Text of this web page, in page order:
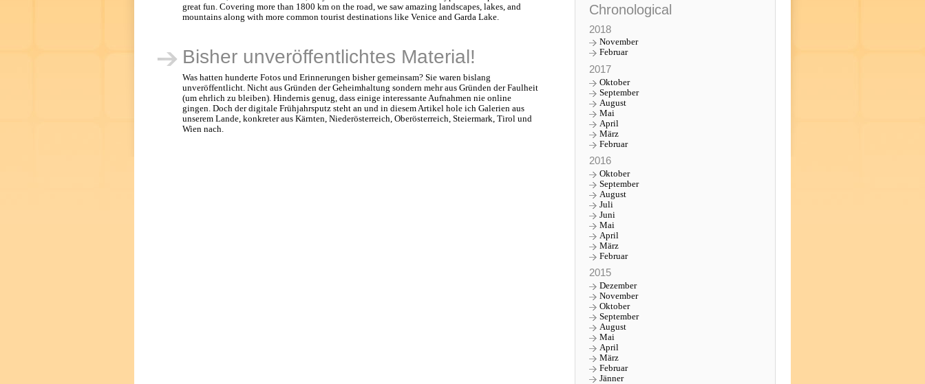
great fun. Covering more than 1800 km on the road, we saw amazing landscapes, lakes, and
mountains along with more common tourist destinations like Venice and Garda Lake.
Bisher unveröffentlichtes Material!
Was hatten hunderte Fotos und Erinnerungen bisher gemeinsam? Sie waren bislang
unveröffentlicht. Nicht aus Gründen der Geheimhaltung sondern mehr aus Gründen der Faulheit
(um ehrlich zu bleiben). Hindernis genug, dass einige interessante Aufnahmen nie online
gingen. Doch der digitale Frühjahrsputz steht an und in diesem Artikel hole ich Galerien aus
unserem Lande, konkreter aus Kärnten, Niederösterreich, Oberösterreich, Steiermark, Tirol und
Wien nach.
Chronological
2018
November
Februar
2017
Oktober
September
August
Mai
April
März
Februar
2016
Oktober
September
August
Juli
Juni
Mai
April
März
Februar
2015
Dezember
November
Oktober
September
August
Mai
April
März
Februar
Jänner